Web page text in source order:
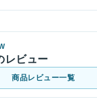
レビュー
商品レビュー一覧